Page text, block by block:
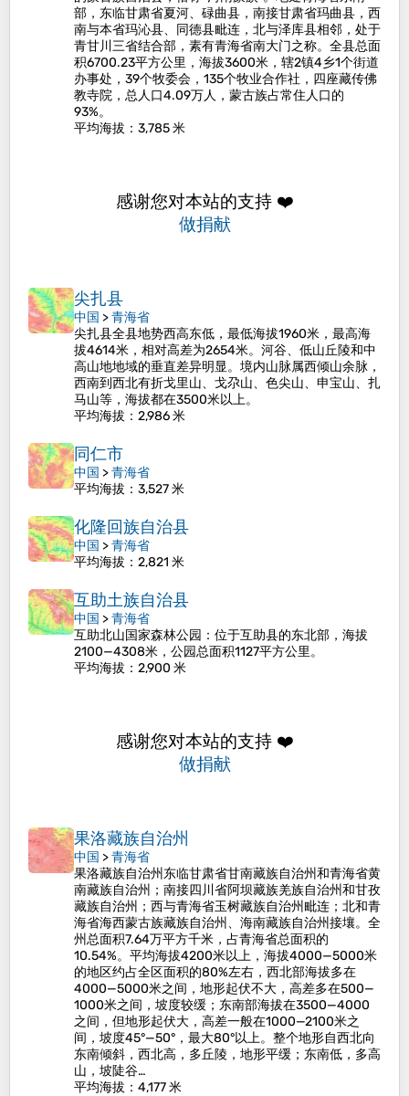
部，东临甘肃省夏河、碌曲县，南接甘肃省玛曲县，西
南与本省玛沁县、同德县毗连，北与泽库县相邻，处于
青甘川三省结合部，素有青海省南大门之称。全县总面
积6700.23平方公里，海拔3600米，辖2镇4乡1个街道
办事处，39个牧委会，135个牧业合作社，四座藏传佛
教寺院，总人口4.09万人，蒙古族占常住人口的
93%。
平均海拔 ：3,785 米
感谢您对本站的支持 ❤️
做捐献
尖扎县
中国 >青海省
尖扎县全县地势西高东低，最低海拔1960米，最高海
拔4614米，相对高差为2654米。河谷、低山丘陵和中
高山地地域的垂直差异明显。境内山脉属西倾山余脉，
西南到西北有折戈里山、戈尕山、色尖山、申宝山、扎
马山等，海拔都在3500米以上。
平均海拔 ：2,986 米
同仁市
中国 >青海省
平均海拔 ：3,527 米
化隆回族自治县
中国 >青海省
平均海拔 ：2,821 米
互助土族自治县
中国 >青海省
互助北山国家森林公园：位于互助县的东北部，海拔
2100—4308米，公园总面积1127平方公里。
平均海拔 ：2,900 米
感谢您对本站的支持 ❤️
做捐献
果洛藏族自治州
中国 >青海省
果洛藏族自治州东临甘肃省甘南藏族自治州和青海省黄
南藏族自治州；南接四川省阿坝藏族羌族自治州和甘孜
藏族自治州；西与青海省玉树藏族自治州毗连；北和青
海省海西蒙古族藏族自治州、海南藏族自治州接壤。全
州总面积7.64万平方千米，占青海省总面积的
10.54%。平均海拔4200米以上，海拔4000—5000米
的地区约占全区面积的80%左右，西北部海拔多在
4000—5000米之间，地形起伏不大，高差多在500—
1000米之间，坡度较缓；东南部海拔在3500—4000
之间，但地形起伏大，高差一般在1000—2100米之
间，坡度45°—50°，最大80°以上。整个地形自西北向
东南倾斜，西北高，多丘陵，地形平缓；东南低，多高
山，坡陡谷…
平均海拔 ：4,177 米